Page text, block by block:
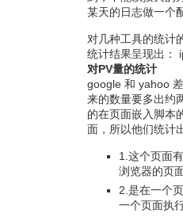
某天的日志做一个
对几种工具的统计
统计结果呈现出：
对PV量的统计
google 和 yahoo
来的数量要多出约
的在页面嵌入脚本
面，所以他们统计
1.这个页面
浏览器的页
2.是在一个
一个页面执